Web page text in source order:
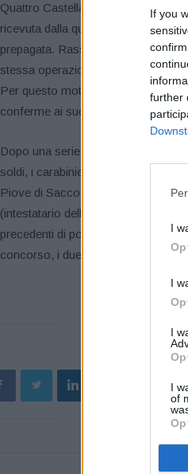
If you
further
I
I
I
I
of
Quattro Castella, terminata
ricevuta dalla quale emergeva che
prepagata. Rassicurato
stessa operazione cosa che però
Per questo motivo si rivolgeva ai
conferme ai suoi sospetti, tanto
Dopo una serie di riscontri tra
soldi, i carabinieri indirizzavano le
Piove di Sacco (colui che
(intestatario della postepay
precedenti di polizia. Acquisiti i
concorso, i due venivano